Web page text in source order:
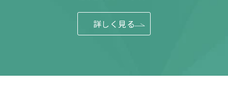
詳しく見る